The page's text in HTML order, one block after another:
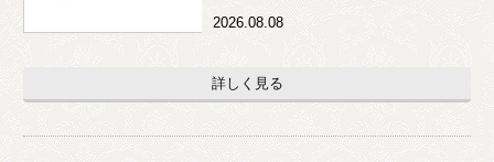
2026.08.08
詳しく見る